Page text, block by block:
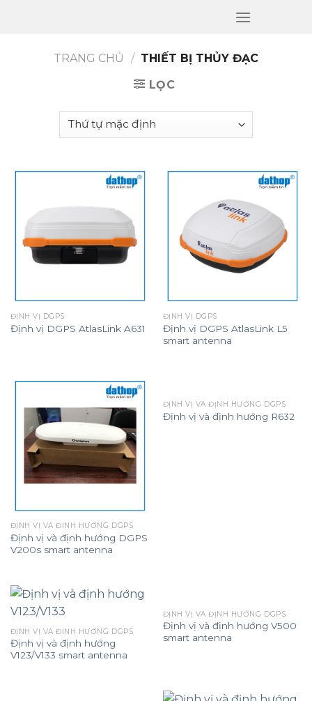
TRANG CHỦ
/ THIẾT BỊ THỦY ĐẠC
LỌC
ĐỊNH VỊ DGPS
Định vị DGPS AtlasLink A631
ĐỊNH VỊ DGPS
Định vị DGPS AtlasLink L5
smart antenna
ĐỊNH VỊ VÀ ĐỊNH HƯỚNG DGPS
Định vị và định hướng DGPS
V200s smart antenna
ĐỊNH VỊ VÀ ĐỊNH HƯỚNG DGPS
Định vị và định hướng R632
ĐỊNH VỊ VÀ ĐỊNH HƯỚNG DGPS
Định vị và định hướng
V123/V133 smart antenna
ĐỊNH VỊ VÀ ĐỊNH HƯỚNG DGPS
Định vị và định hướng V500
smart antenna